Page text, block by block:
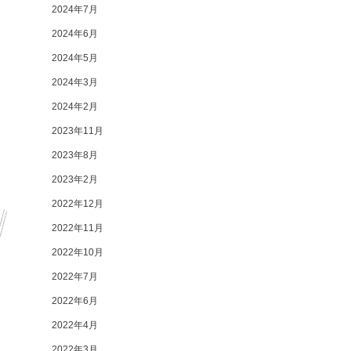
2024年7月
2024年6月
2024年5月
2024年3月
2024年2月
2023年11月
2023年8月
2023年2月
2022年12月
2022年11月
2022年10月
2022年7月
2022年6月
2022年4月